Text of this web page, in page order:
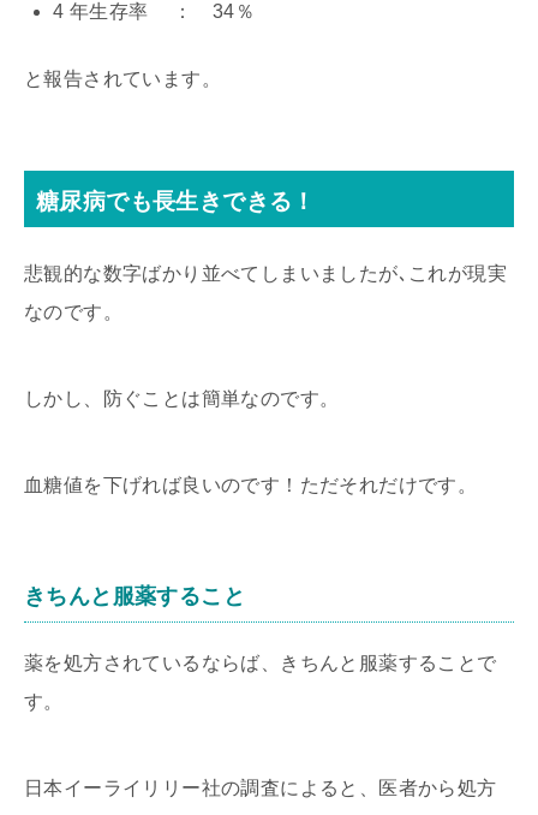
4 年生存率 ： 34％
と報告されています。
糖尿病でも長生きできる！
悲観的な数字ばかり並べてしまいましたが､これが現実
なのです。
しかし、防ぐことは簡単なのです。
血糖値を下げれば良いのです！ただそれだけです。
きちんと服薬すること
薬を処方されているならば、きちんと服薬することで
す。
日本イーライリリー社の調査によると、医者から処方